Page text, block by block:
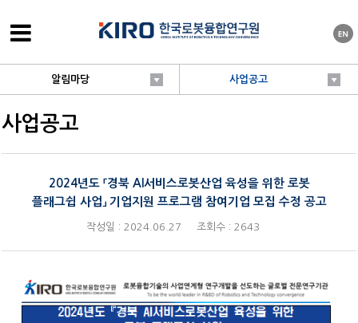
알림마당 사업공고
사업공고
2024년도 「경북 AI서비스로봇산업 육성을 위한 로봇
플래그쉽 사업」 기업지원 프로그램 참여기업 모집 수정 공고
작성일 : 2024.06.27 조회수 : 2643